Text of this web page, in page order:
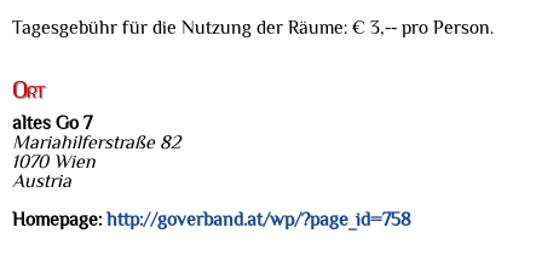
Tagesgebühr für die Nutzung der Räume: € 3,-- pro Person.
Ort
altes Go 7
Mariahilferstraße 82
1070 Wien
Austria
Homepage: http://goverband.at/wp/?page_id=758